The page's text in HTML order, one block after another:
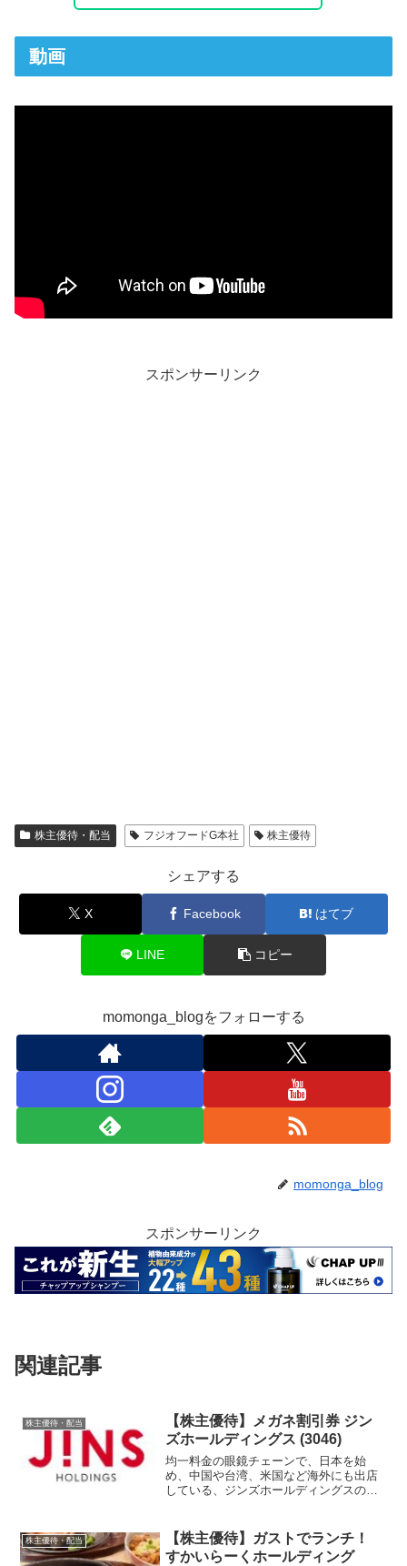
動画
スポンサーリンク
株主優待・配当 フジオフードG本社 株主優待
シェアする
X Facebook はてブ
LINE コピー
momonga_blogをフォローする
momonga_blog
スポンサーリンク
関連記事
株主優待・配当
【株主優待】メガネ割引券 ジン
ズホールディングス (3046)
均一料金の眼鏡チェーンで、日本を始
め、中国や台湾、米国など海外にも出店
している、ジンズホールディングスの株
株主優待・配当
【株主優待】ガストでランチ！
すかいらーくホールディング